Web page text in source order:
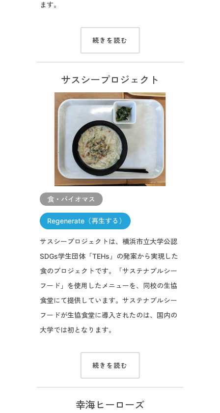
ます。
続きを読む
サスシープロジェクト
食・バイオマス
Regenerate（再生する）
サスシープロジェクトは、横浜市立大学公認
SDGs学生団体「TEHs」の発案から実現した
食のプロジェクトです。「サステナブルシー
フード」を使用したメニューを、同校の生協
食堂にて提供しています。サステナブルシー
フードが生協食堂に導入されたのは、国内の
大学では初となります。
続きを読む
幸海ヒーローズ